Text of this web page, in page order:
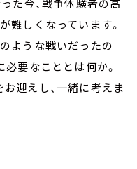
た今、戦争体験者の高
難しくなっています。
ような戦いだったの
必要なこととは何か。
迎えし、一緒に考えま